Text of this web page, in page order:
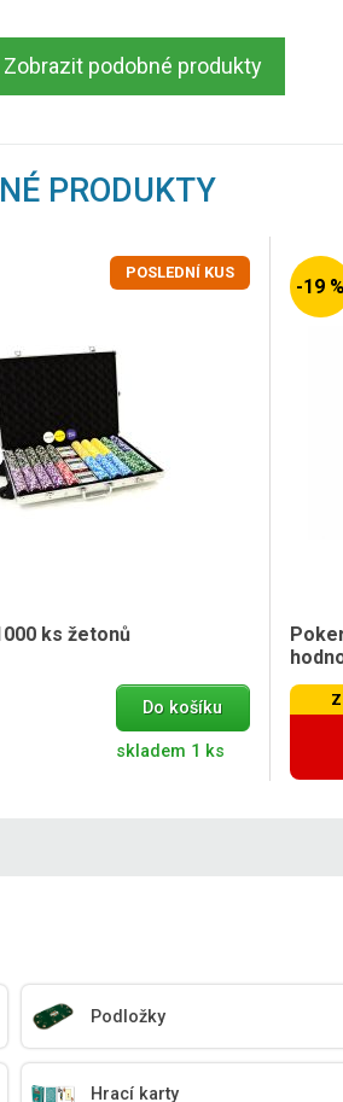
Zobrazit podobné produkty
PRODUKTY
POSLEDNÍ KUS
ks žetonů
Do košíku
skladem 1 ks
-19 %
Podložky
Hrací karty